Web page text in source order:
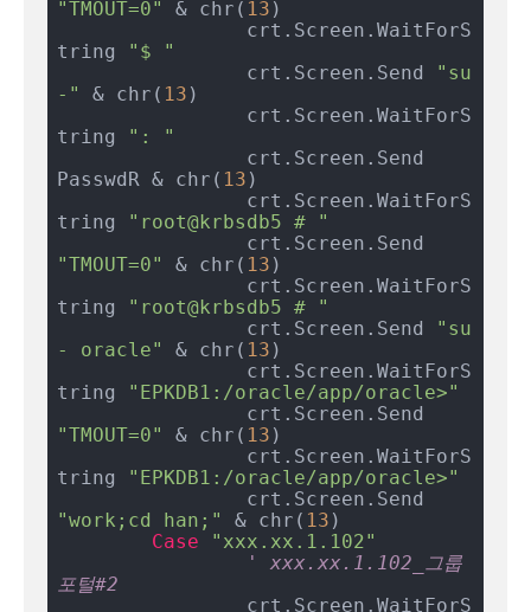
"TMOUT=0"
& chr( 13 )
tring
"$ "
		crt.Screen.Send
"su
-"
& chr( 13 )
tring
": "
PasswdR & chr( 13 )
tring
"root@krbsdb5 # "
"TMOUT=0"
& chr( 13 )
tring
"root@krbsdb5 # "
		crt.Screen.Send
"su
- oracle"
& chr( 13 )
tring
"EPKDB1:/oracle/app/oracle>"
"TMOUT=0"
& chr( 13 )
tring
"EPKDB1:/oracle/app/oracle>"
"work;cd han;"
& chr( 13 )
Case
"xxx.xx.1.102"
' xxx.xx.1.102_그룹
포털#2